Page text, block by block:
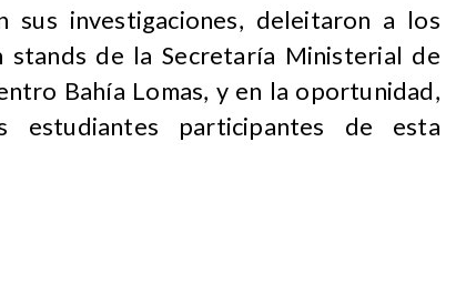
sus investigaciones, deleitaron a los
stands de la Secretaría Ministerial de
Bahía Lomas, y en la oportunidad,
estudiantes participantes de esta